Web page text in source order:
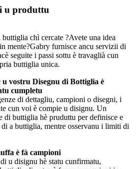
u produttu
chì cercate ?Avete una idea
mente?Gabry furnisce ancu servizii di
seguite i passi sottu è travaglià cun
buttiglia unica.
vostru Disegnu di Bottiglia è
cumpletu
di dettagliu, campioni o disegni, i
cun voi è compie u disignu. Un
di buttiglia hè pruduttu per definisce e
a buttiglia, mentre osservanu i limiti di
è fà campioni
u disignu hè statu cunfirmatu,